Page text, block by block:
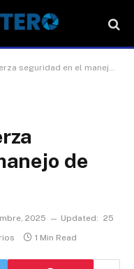
en el manejo de Gas LP
de
2025 Updated: 25
1 Min Read